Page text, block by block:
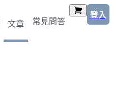
文章 常見問答
登入